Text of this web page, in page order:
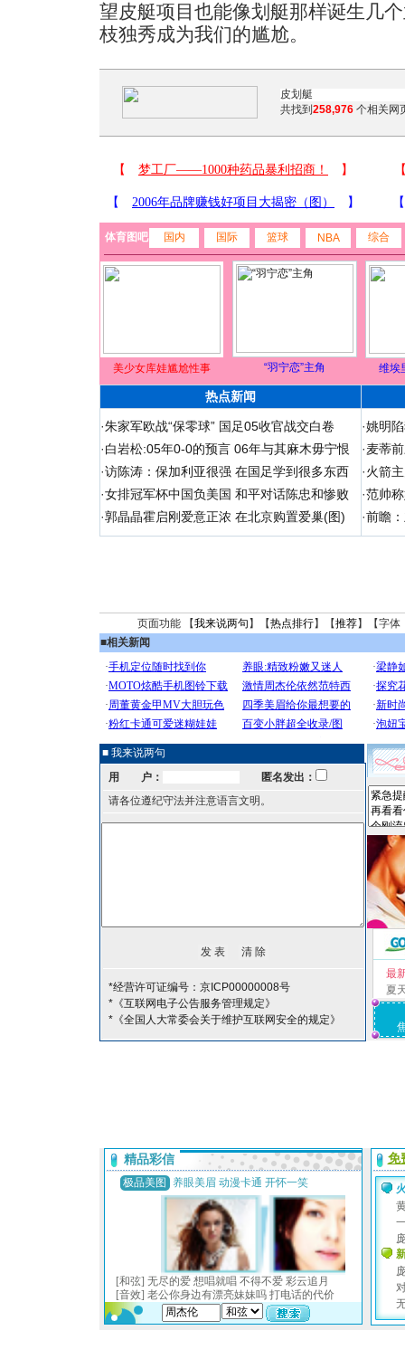
望皮艇项目也能像划艇那样诞生几个
枝独秀成为我们的尴尬。
共找到 258,976 个相关网
体育图吧 国内 国际 篮球 NBA 综合
美少女库娃尴尬性事 “羽宁恋”主角 维埃
热点新闻
·朱家军欧战“保零球” 国足05收官战交白卷
·白岩松:05年0-0的预言 06年与其麻木毋宁恨
·访陈涛：保加利亚很强 在国足学到很多东西
·女排冠军杯中国负美国 和平对话陈忠和惨败
·郭晶晶霍启刚爱意正浓 在北京购置爱巢(图)
·姚明
·麦蒂
·火箭
·范帅
·前瞻
页面功能 【我来说两句 】【热点排行】【推荐】【字体
■相关新闻
■ 我来说两句
用 户：
匿名发出：
请各位遵纪守法并注意语言文明。
*经营许可证编号：京ICP00000008号
*《互联网电子公告服务管理规定》
*《全国人大常委会关于维护互联网安全的规定》
最
夏